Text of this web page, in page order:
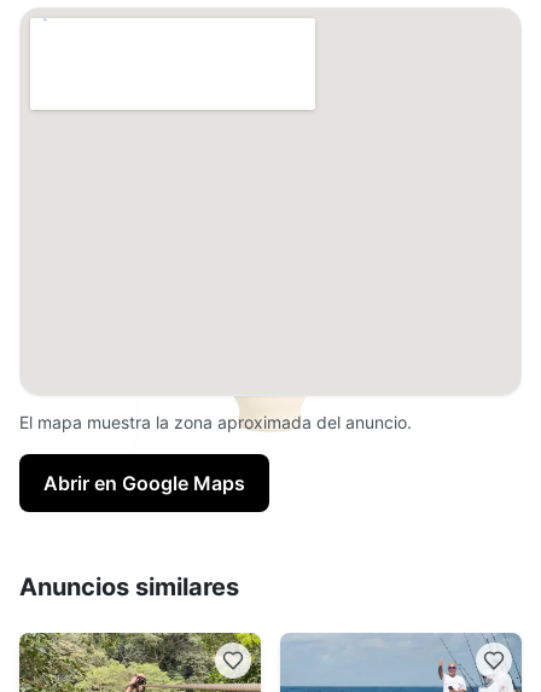
El mapa muestra la zona aproximada del anuncio.
Abrir en Google Maps
Anuncios similares